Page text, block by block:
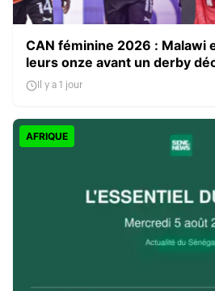
CAN féminine 2026 : Malawi
leurs onze avant un derby
Il y a 1 jour
AFRIQUE